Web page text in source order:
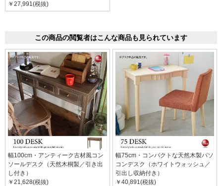
￥27,991(税抜)
この商品の閲覧者はこんな商品も見られています
幅100cm・アンティーク古材風コン
ソールデスク（天然木桐製／引き出
し付き）
￥21,628(税抜)
幅75cm・コンパクトな天然木製パソ
コンデスク（ホワイトウォッシュ／
引出し収納付き）
￥40,891(税抜)